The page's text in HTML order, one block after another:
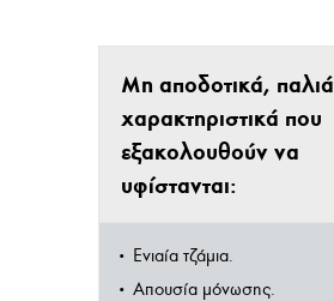
Μη αποδοτικά, παλιά
χαρακτηριστικά που
εξακολουθούν να
υφίστανται:
• Ενιαία τζάμια.
• Απουσία μόνωσης.